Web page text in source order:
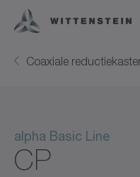
Coaxiale
alpha Basic Line
CP